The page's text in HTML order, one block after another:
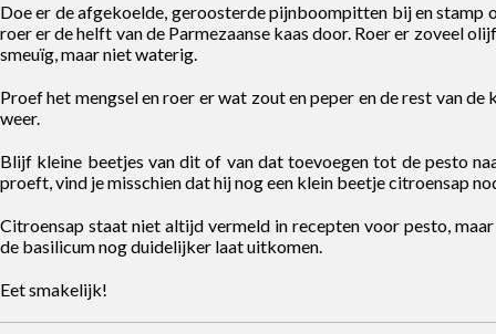
Doe er de afgekoelde, geroosterde pijnboompitten bij en stamp
roer er de helft van de Parmezaanse kaas door. Roer er zoveel
smeuïg, maar niet waterig.
Proef het mengsel en roer er wat zout en peper en de rest van
weer.
Blijf kleine beetjes van dit of van dat toevoegen tot de pesto
proeft, vind je misschien dat hij nog een klein beetje citroensap
Citroensap staat niet altijd vermeld in recepten voor pesto,
de basilicum nog duidelijker laat uitkomen.
Eet smakelijk!